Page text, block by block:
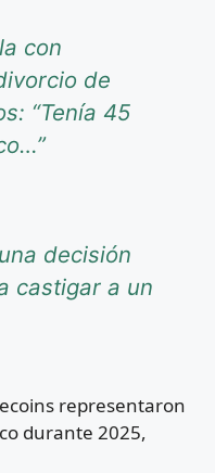
con
de
“Tenía 45
decisión
castigar a un
representaron
durante 2025,